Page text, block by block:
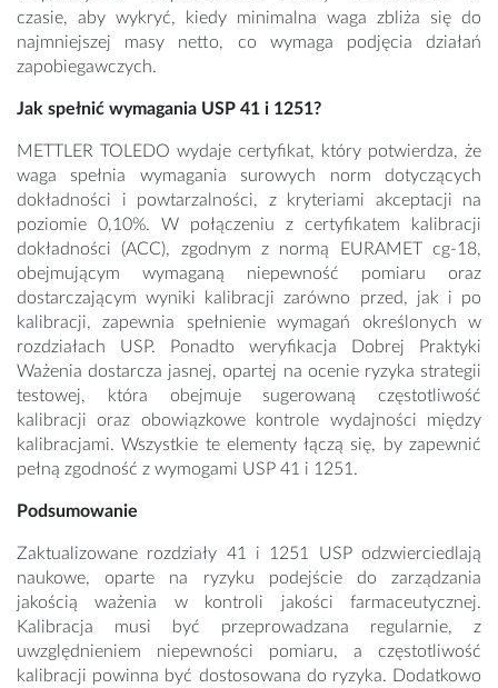
czasie, aby wykryć, kiedy minimalna waga zbliża się do
najmniejszej masy netto, co wymaga podjęcia działań
zapobiegawczych.
Jak spełnić wymagania USP 41 i 1251?
METTLER TOLEDO wydaje certyfikat, który potwierdza, że
waga spełnia wymagania surowych norm dotyczących
dokładności i powtarzalności, z kryteriami akceptacji na
poziomie 0,10%. W połączeniu z certyfikatem kalibracji
dokładności (ACC), zgodnym z normą EURAMET cg-18,
obejmującym wymaganą niepewność pomiaru oraz
dostarczającym wyniki kalibracji zarówno przed, jak i po
kalibracji, zapewnia spełnienie wymagań określonych w
rozdziałach USP. Ponadto weryfikacja Dobrej Praktyki
Ważenia dostarcza jasnej, opartej na ocenie ryzyka strategii
testowej, która obejmuje sugerowaną częstotliwość
kalibracji oraz obowiązkowe kontrole wydajności między
kalibracjami. Wszystkie te elementy łączą się, by zapewnić
pełną zgodność z wymogami USP 41 i 1251.
Podsumowanie
Zaktualizowane rozdziały 41 i 1251 USP odzwierciedlają
naukowe, oparte na ryzyku podejście do zarządzania
jakością ważenia w kontroli jakości farmaceutycznej.
Kalibracja musi być przeprowadzana regularnie, z
uwzględnieniem niepewności pomiaru, a częstotliwość
kalibracji powinna być dostosowana do ryzyka. Dodatkowo